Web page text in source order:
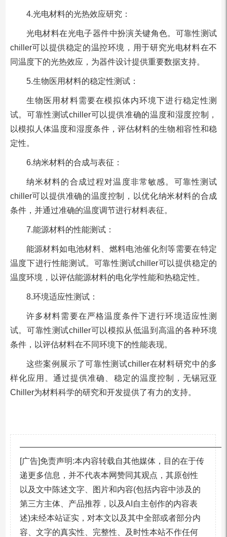
4.光电材料的光热效应研究：
光电材料在光电子器件中扮演关键角色。可靠性测试
chiller可以提供稳定的温控环境，用于研究光电材料在不
同温度下的光热效应，为器件设计提供重要数据支持。
5.生物医用材料的稳定性测试：
生物医用材料需要在模拟体内环境下进行稳定性测
试。可靠性测试chiller可以提供准确的温度和湿度控制，
以模拟人体温度和湿度条件，评估材料的生物相容性和稳
定性。
6.纳米材料的合成与表征：
纳米材料的合成过程对温度非常敏感。可靠性测试
chiller可以提供准确的温度控制，以优化纳米材料的合成
条件，并通过准确的温度调节进行材料表征。
7.能源材料的性能测试：
能源材料如电池材料、燃料电池催化剂等需要在特定
温度下进行性能测试。可靠性测试chiller可以提供稳定的
温度环境，以评估能源材料的电化学性能和热稳定性。
8.环境适应性测试：
许多材料需要在严格温度条件下进行环境适应性测
试。可靠性测试chiller可以模拟从低温到高温的各种环境
条件，以评估材料在不同环境下的性能表现。
这些案例展示了可靠性测试chiller在材料研究中的多
样化应用。通过提供准确、稳定的温度控制，无锡冠亚
Chiller为材料科学的研究和开发提供了有力的支持。
[广告]免责声明:本内容转载自其他媒体，目的在于传
递更多信息，并不代表本网赞同其观点，其原创性
以及文中陈述文字、图片和内容(包括内容中涉及的
第三方主体、产品推荐，以及AI自主创作的内容表
述)未经本站证实，对本文以及其中全部或者部分内
容、文字的真实性、完整性、及时性本站不作任何